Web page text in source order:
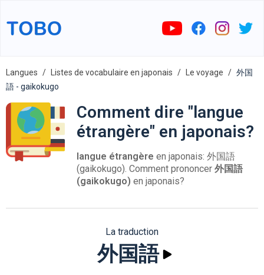
Langues Listes de vocabulaire en japonais Le voyage
外国
語 - gaikokugo
Comment dire "langue
étrangère" en japonais?
langue étrangère en japonais: 外国語
(gaikokugo). Comment prononcer 外国語
(gaikokugo) en japonais?
La traduction
外国語